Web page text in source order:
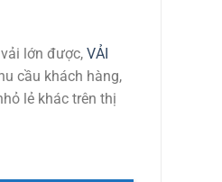
lớn được, VẢI
cầu khách hàng,
lẻ khác trên thị